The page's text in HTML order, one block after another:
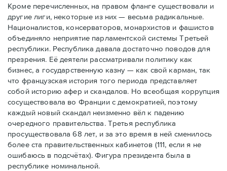
Кроме перечисленных, на правом фланге существовали и
другие лиги, некоторые из них — весьма радикальные.
Националистов, консерваторов, монархистов и фашистов
объединяло неприятие парламентской системы Третьей
республики. Республика давала достаточно поводов для
презрения. Её деятели рассматривали политику как
бизнес, а государственную казну — как свой карман, так
что французская история того периода представляет
собой историю афер и скандалов. Но всеобщая коррупция
сосуществовала во Франции с демократией, поэтому
каждый новый скандал неизменно вёл к падению
очередного правительства. Третья республика
просуществовала 68 лет, и за это время в ней сменилось
более ста правительственных кабинетов (111, если я не
ошибаюсь в подсчётах). Фигура президента была в
республике номинальной.